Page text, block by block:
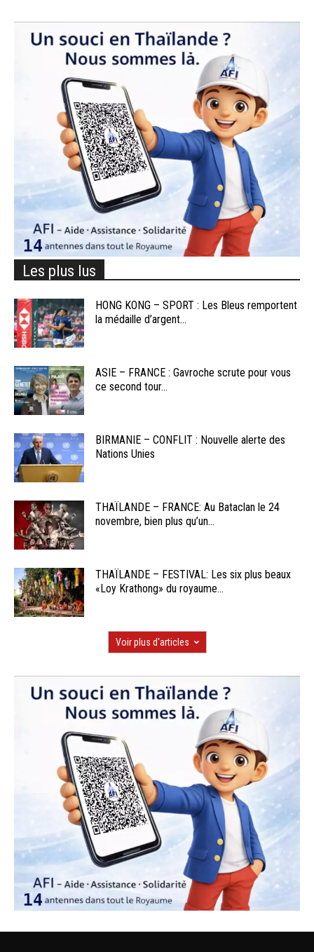
Les plus lus
HONG KONG – SPORT : Les Bleus remportent
la médaille d’argent...
ASIE – FRANCE : Gavroche scrute pour vous
ce second tour...
BIRMANIE – CONFLIT : Nouvelle alerte des
Nations Unies
THAÏLANDE – FRANCE: Au Bataclan le 24
novembre, bien plus qu’un...
THAÏLANDE – FESTIVAL: Les six plus beaux
«Loy Krathong» du royaume...
Voir plus d'articles